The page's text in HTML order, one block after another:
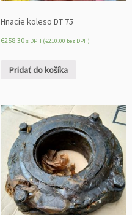
Hnacie koleso DT 75
€258.30 s DPH (€210.00 bez DPH)
Pridať do košíka